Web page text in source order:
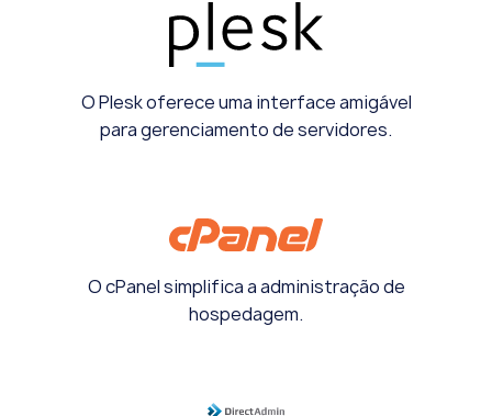
O Plesk oferece uma interface amigável
para gerenciamento de servidores.
O cPanel simplifica a administração de
hospedagem.